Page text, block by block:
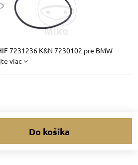
7231236 K&N 7230102 pre BMW
viac
Do košíka